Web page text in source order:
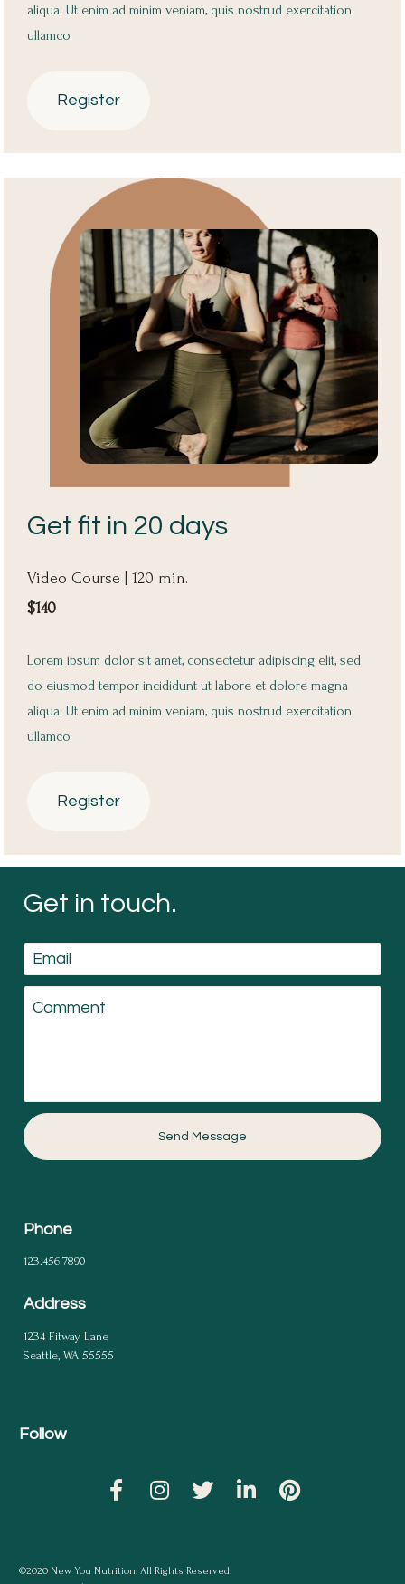
aliqua. Ut enim ad minim veniam, quis nostrud exercitation
ullamco
Register
Get fit in 20 days
Video Course | 120 min.
$140
Lorem ipsum dolor sit amet, consectetur adipiscing elit, sed
do eiusmod tempor incididunt ut labore et dolore magna
aliqua. Ut enim ad minim veniam, quis nostrud exercitation
ullamco
Register
Get in touch.
Email
Comment
Send Message
Phone
123.456.7890
Address
1234 Fitway Lane
Seattle, WA 55555
Follow
Share on Facebook
Share on Instagram
Share on Twitter
Share onShare on
©2020 New You Nutrition. All Rights Reserved.